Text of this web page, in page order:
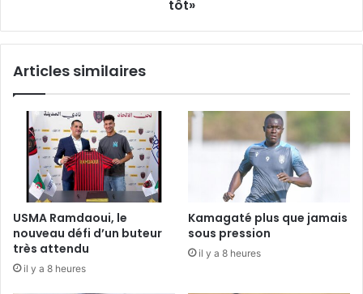
tôt»
Articles similaires
USMA Ramdaoui, le
nouveau défi d’un buteur
très attendu
il y a 8 heures
Kamagaté plus que jamais
sous pression
il y a 8 heures